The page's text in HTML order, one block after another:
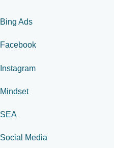
Bing Ads
Facebook
Instagram
Mindset
SEA
Social Media